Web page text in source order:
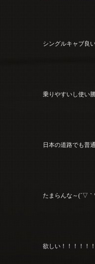
シングルキャブ良
乗りやすいし使い
日本の道路でも普
たまらんな～(´▽
欲しい！！！！！